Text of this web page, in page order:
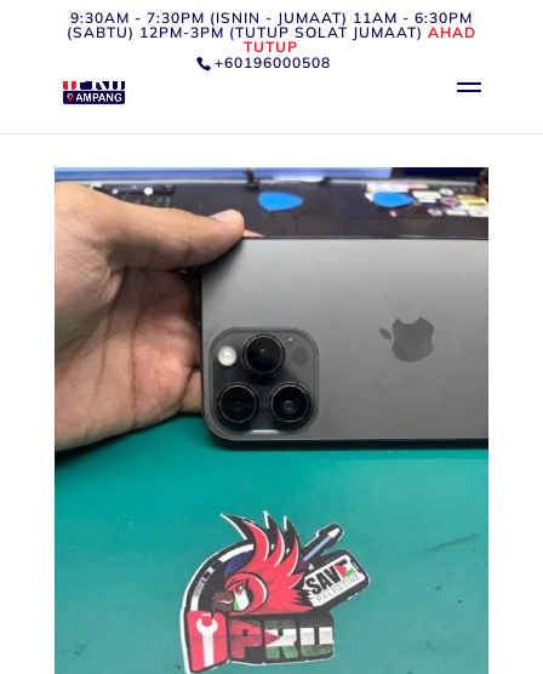
9:30AM - 7:30PM (ISNIN - JUMAAT) 11AM - 6:30PM
(SABTU) 12PM-3PM (TUTUP SOLAT JUMAAT) AHAD
TUTUP
+60196000508